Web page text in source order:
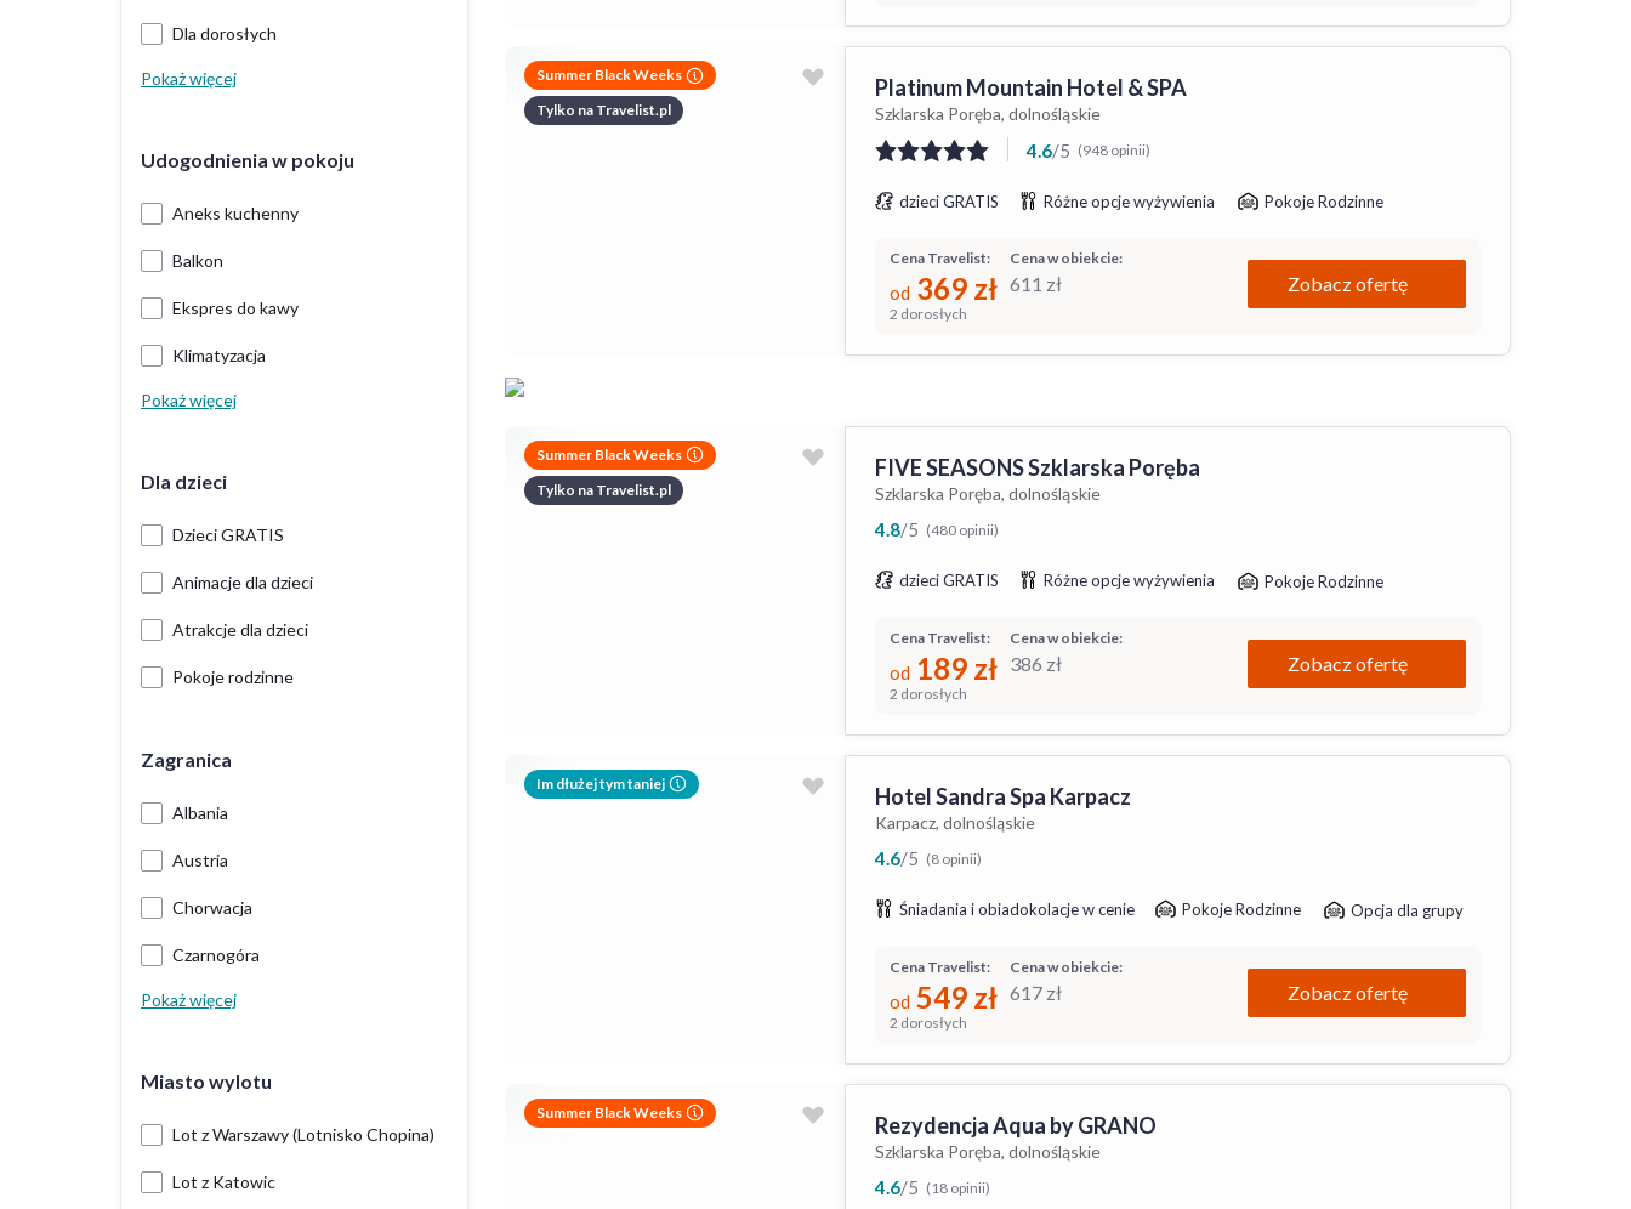
Dla dorosłych
Pokaż więcej
Udogodnienia w pokoju
Aneks kuchenny
Balkon
Ekspres do kawy
Klimatyzacja
Pokaż więcej
Dla dzieci
Dzieci GRATIS
Animacje dla dzieci
Atrakcje dla dzieci
Pokoje rodzinne
Zagranica
Albania
Austria
Chorwacja
Czarnogóra
Pokaż więcej
Miasto wylotu
Lot z Warszawy (Lotnisko Chopina)
Lot z Katowic
Summer Black Weeks
Tylko na Travelist.pl
Platinum Mountain Hotel & SPA
Szklarska Poręba, dolnośląskie
4.6/5 (948 opinii)
dzieci GRATIS Różne opcje wyżywienia Pokoje Rodzinne
Cena w obiekcie:
611 zł
Cena Travelist:
od 369 zł
2 dorosłych
Zobacz ofertę
Summer Black Weeks
Tylko na Travelist.pl
FIVE SEASONS Szklarska Poręba
Szklarska Poręba, dolnośląskie
4.8/5 (480 opinii)
dzieci GRATIS Różne opcje wyżywienia Pokoje Rodzinne
Cena w obiekcie:
386 zł
Cena Travelist:
od 189 zł
2 dorosłych
Zobacz ofertę
Im dłużej tym taniej Hotel Sandra Spa Karpacz
Karpacz, dolnośląskie
4.6/5 (8 opinii)
Śniadania i obiadokolacje w cenie Pokoje Rodzinne Opcja dla grupy
Cena w obiekcie:
617 zł
Cena Travelist:
od 549 zł
2 dorosłych
Zobacz ofertę
Summer Black Weeks Rezydencja Aqua by GRANO
Szklarska Poręba, dolnośląskie
4.6/5 (18 opinii)